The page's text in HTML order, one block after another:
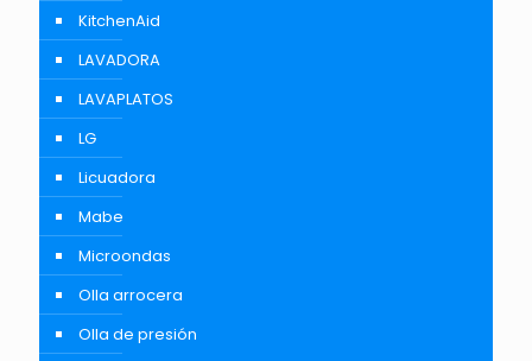
KitchenAid
LAVADORA
LAVAPLATOS
LG
Licuadora
Mabe
Microondas
Olla arrocera
Olla de presión